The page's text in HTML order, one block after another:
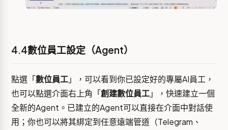
4.4數位員工設定（Agent）
點選「數位員工」，可以看到你已設定好的專屬AI員工，
也可以點選介面右上角「創建數位員工」，快速建立一個
全新的Agent。已建立的Agent可以直接在介面中對話使
用；你也可以將其綁定到任意遠端管道（Telegram、